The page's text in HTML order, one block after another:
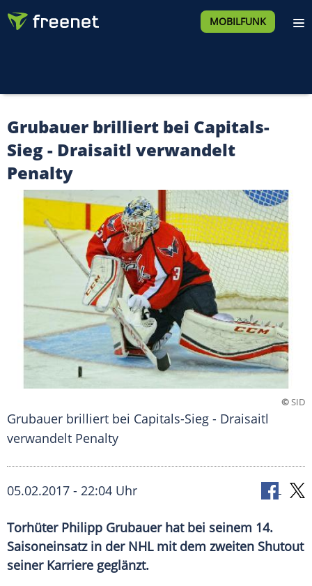
MOBILFUNK
Grubauer brilliert bei Capitals-
Sieg - Draisaitl verwandelt
Penalty
©SID
Grubauer brilliert bei Capitals-Sieg - Draisaitl
verwandelt Penalty
05.02.2017 - 22:04 Uhr
Torhüter Philipp Grubauer hat bei seinem 14.
Saisoneinsatz in der NHL mit dem zweiten Shutout
seiner Karriere geglänzt.